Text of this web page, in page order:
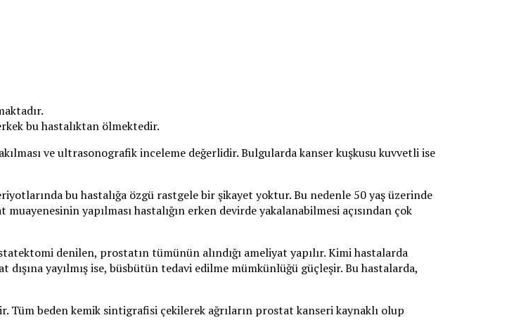
bu hastalıktan ölmektedir.
ve ultrasonografik inceleme değerlidir. Bulgularda kanser kuşkusu kuvvetli ise
bu hastalığa özgü rastgele bir şikayet yoktur. Bu nedenle 50 yaş üzerinde
yapılması hastalığın erken devirde yakalanabilmesi açısından çok
denilen, prostatın tümünün alındığı ameliyat yapılır. Kimi hastalarda
yayılmış ise, büsbütün tedavi edilme mümkünlüğü güçleşir. Bu hastalarda,
Tüm beden kemik sintigrafisi çekilerek ağrıların prostat kanseri kaynaklı olup